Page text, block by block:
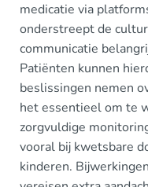
medicatie via
onderstreept de
communicatie
Patiënten kunnen
beslissingen nemen
het essentieel om te
zorgvuldige
vooral bij kwetsbare
kinderen.